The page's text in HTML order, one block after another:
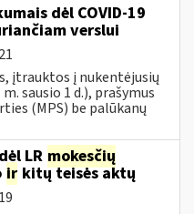
dėl COVID-19
verslui
įtrauktos į nukentėjusių
sausio 1 d.), prašymus
(MPS) be palūkanų
LR mokesčių
ir kitų teisės aktų